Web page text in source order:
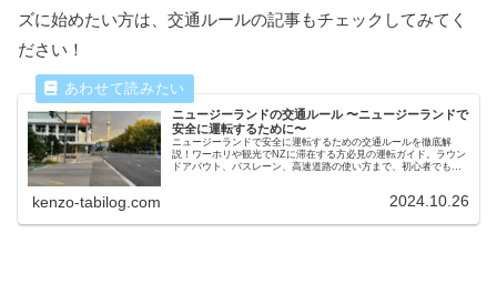
ズに始めたい方は、交通ルールの記事もチェックしてみてく
ださい！
ニュージーランドの交通ルール 〜ニュージーランドで
安全に運転するために〜
ニュージーランドで安全に運転するための交通ルールを徹底解
説！ワーホリや観光でNZに滞在する方必見の運転ガイド。ラウン
ドアバウト、バスレーン、高速道路の使い方まで、初心者でも安
kenzo-tabilog.com 2024.10.26